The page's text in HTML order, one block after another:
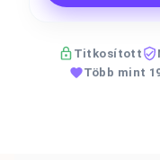
Titkosított
Több mint